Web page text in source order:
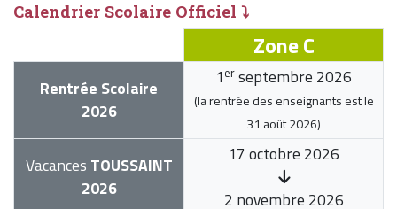
Calendrier Scolaire Officiel ⤵
Zone C
Rentrée Scolaire
2026
1 er septembre 2026
(la rentrée des enseignants est le
31 août 2026)
Vacances TOUSSAINT
2026
17 octobre 2026
2 novembre 2026